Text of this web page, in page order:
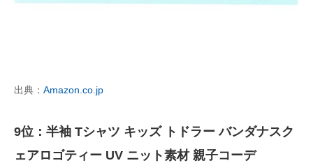
出典： Amazon.co.jp
9位：半袖 Tシャツ キッズ トドラー バンダナスク
ェアロゴティー UV ニット素材 親子コーデ